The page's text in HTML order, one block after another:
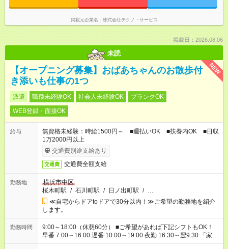
掲載元企業名 株式会社テクノ・サービス
掲載日：2026.08.06
未読
NEW
【オープニング募集】おばあちゃんのお散歩付
き添いも仕事の1つ
派遣 職種未経験OK 社会人未経験OK
ブランクOK
WEB登録・面接OK
給与
無資格未経験：時給1500円～ ■週払いOK ■扶養内OK ■日収
1万2000円以上
交通費別途支給あり
交通費 交通費全額支給
勤務地
横浜市中区
桜木町駅 / 石川町駅 / 日ノ出町駅 / …
≪自宅からドアtoドアで30分以内！≫ご希望の勤務地を紹介
します。
勤務時間
9:00～18:00（休憩60分） ■ご希望があれば下記シフトもOK！
早番 7:00～16:00 遅番 10:00～19:00 夜勤 16:30～翌9:30 「家族
と休みを合わせたい」 「余裕を持って夕飯の準備がしたい」